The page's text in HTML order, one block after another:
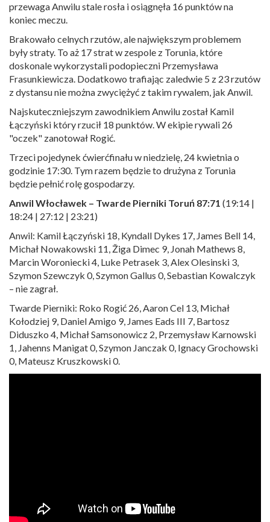
przewaga Anwilu stale rosła i osiągnęła 16 punktów na
koniec meczu.
Brakowało celnych rzutów, ale największym problemem
były straty. To aż 17 strat w zespole z Torunia, które
doskonale wykorzystali podopieczni Przemysława
Frasunkiewicza. Dodatkowo trafiając zaledwie 5 z 23 rzutów
z dystansu nie można zwyciężyć z takim rywalem, jak Anwil.
Najskuteczniejszym zawodnikiem Anwilu został Kamil
Łączyński który rzucił 18 punktów. W ekipie rywali 26
"oczek" zanotował Rogić.
Trzeci pojedynek ćwierćfinału w niedzielę, 24 kwietnia o
godzinie 17:30. Tym razem będzie to drużyna z Torunia
będzie pełnić rolę gospodarzy.
Anwil Włocławek – Twarde Pierniki Toruń 87:71 (19:14 |
18:24 | 27:12 | 23:21)
Anwil: Kamil Łączyński 18, Kyndall Dykes 17, James Bell 14,
Michał Nowakowski 11, Žiga Dimec 9, Jonah Mathews 8,
Marcin Woroniecki 4, Luke Petrasek 3, Alex Olesinski 3,
Szymon Szewczyk 0, Szymon Gallus 0, Sebastian Kowalczyk
– nie zagrał.
Twarde Pierniki: Roko Rogić 26, Aaron Cel 13, Michał
Kołodziej 9, Daniel Amigo 9, James Eads III 7, Bartosz
Diduszko 4, Michał Samsonowicz 2, Przemysław Karnowski
1, Jahenns Manigat 0, Szymon Janczak 0, Ignacy Grochowski
0, Mateusz Kruszkowski 0.